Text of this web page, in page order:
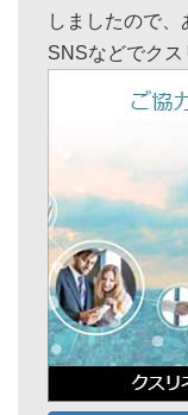
しましたので、
SNSなどでクス